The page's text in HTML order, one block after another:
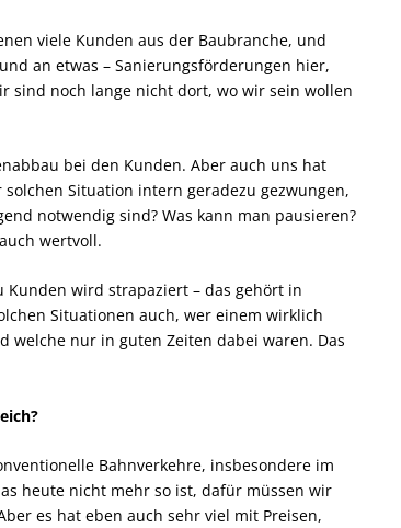
viele Kunden aus der Baubranche, und
an etwas – Sanierungsförderungen hier,
sind noch lange nicht dort, wo wir sein wollen
bei den Kunden. Aber auch uns hat
Situation intern geradezu gezwungen,
notwendig sind? Was kann man pausieren?
wertvoll.
wird strapaziert – das gehört in
Situationen auch, wer einem wirklich
welche nur in guten Zeiten dabei waren. Das
Bahnverkehre, insbesondere im
heute nicht mehr so ist, dafür müssen wir
es hat eben auch sehr viel mit Preisen,